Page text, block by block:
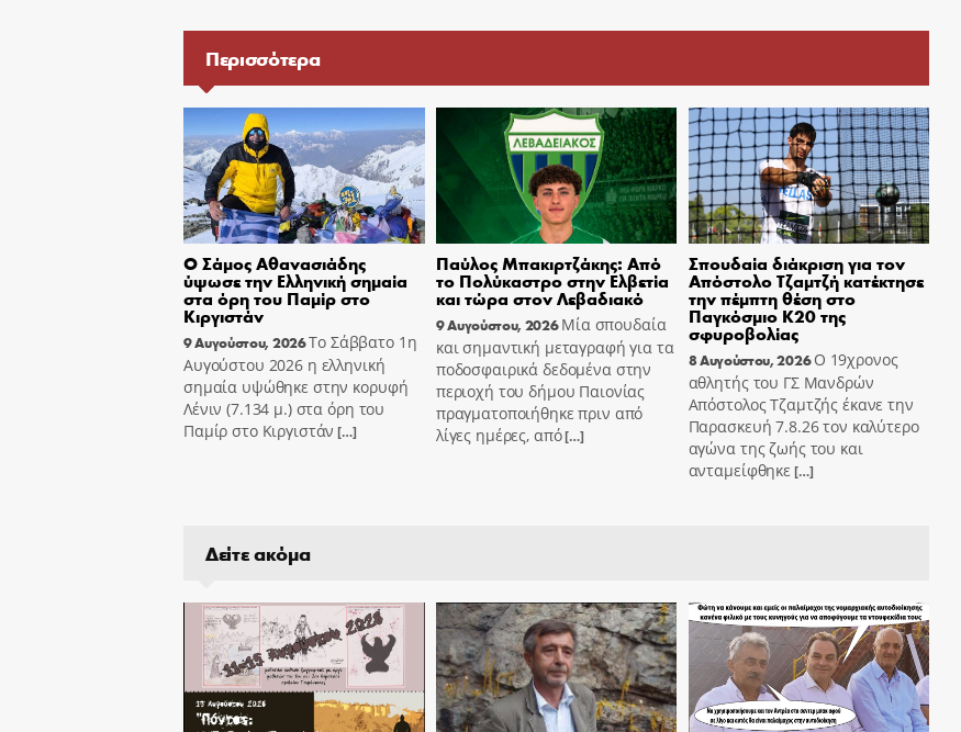
Περισσότερα
Ο Σάμος Αθανασιάδης
ύψωσε την Ελληνική σημαία
στα όρη του Παμίρ στο
Κιργιστάν
9 Αυγούστου, 2026Το Σάββατο 1η
Αυγούστου 2026 η ελληνική
σημαία υψώθηκε στην κορυφή
Λένιν (7.134 μ.) στα όρη του
Παμίρ στο Κιργιστάν […]
Παύλος Μπακιρτζάκης: Από
το Πολύκαστρο στην Ελβετία
και τώρα στον Λεβαδιακό
9 Αυγούστου, 2026 Μία σπουδαία
και σημαντική μεταγραφή για τα
ποδοσφαιρικά δεδομένα στην
περιοχή του δήμου Παιονίας
πραγματοποιήθηκε πριν από
λίγες ημέρες, από[…]
Σπουδαία διάκριση για τον
Απόστολο Τζαμτζή κατέκτησε
την πέμπτη θέση στο
Παγκόσμιο Κ20 της
σφυροβολίας
8 Αυγούστου, 2026 Ο 19χρονος
αθλητής του ΓΣ Μανδρών
Απόστολος Τζαμτζής έκανε την
Παρασκευή 7.8.26 τον καλύτερο
αγώνα της ζωής του και
ανταμείφθηκε […]
Δείτε ακόμα